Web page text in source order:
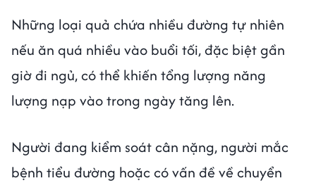
Những loại quả chứa nhiều đường tự nhiên
nếu ăn quá nhiều vào buổi tối, đặc biệt gần
giờ đi ngủ, có thể khiến tổng lượng năng
lượng nạp vào trong ngày tăng lên.
Người đang kiểm soát cân nặng, người mắc
bệnh tiểu đường hoặc có vấn đề về chuyển